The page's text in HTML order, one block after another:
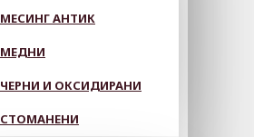
МЕСИНГ АНТИК
МЕДНИ
ЧЕРНИ И ОКСИДИРАНИ
СТОМАНЕНИ